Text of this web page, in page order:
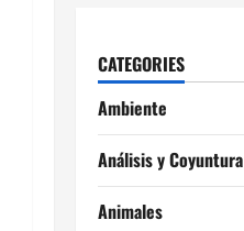
CATEGORIES
Ambiente
Análisis y Coyuntura
Animales